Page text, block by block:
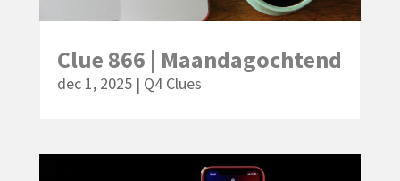
Clue 866 | Maandagochtend
dec 1, 2025| Q4 Clues